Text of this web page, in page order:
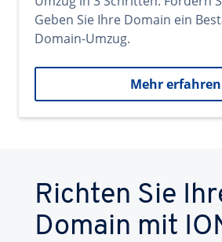
Geben Sie Ihre Domain ein
Domain-Umzug.
Mehr erfahren
Richten Sie
Domain mit